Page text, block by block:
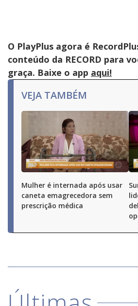
O PlayPlus agora é
conteúdo da RECORD para
graça. Baixe o app aqui!
VEJA TAMBÉM
Mulher é internada após usar
caneta emagrecedora sem
prescrição médica